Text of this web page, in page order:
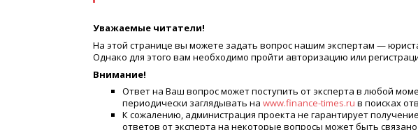
Уважаемые читатели!
На этой странице вы можете задать вопрос нашим экспертам —
Однако для этого вам необходимо пройти авторизацию или
Внимание!
Ответ на Ваш вопрос может поступить от эксперта в любой
периодически заглядывать на www.finance-times.ru в поисках
К сожалению, администрация проекта не гарантирует
ответов от эксперта на некоторые вопросы может быть